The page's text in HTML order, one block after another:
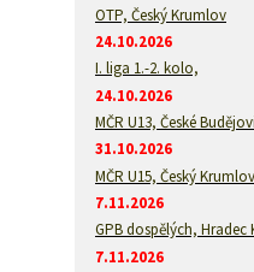
OTP, Český Krumlov
24.10.2026
I. liga 1.-2. kolo,
24.10.2026
MČR U13, České
31.10.2026
MČR U15, Český Krumlov
7.11.2026
GPB dospělých, Hradec
7.11.2026